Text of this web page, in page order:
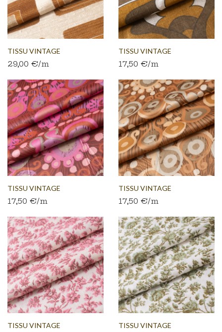
TISSU VINTAGE
AUTHENTIQUE...
29,00 €/m
TISSU VINTAGE
AUTHENTIQUE...
17,50 €/m
TISSU VINTAGE
AUTHENTIQUE...
17,50 €/m
TISSU VINTAGE
AUTHENTIQUE...
17,50 €/m
TISSU VINTAGE TISSU VINTAGE